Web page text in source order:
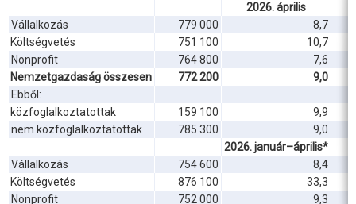
2026. április
Vállalkozás
779 000 8,7
Költségvetés
751 100 10,7
Nonprofit
764 800 7,6
Nemzetgazdaság összesen
772 200 9,0
Ebből:
közfoglalkoztatottak
159 100 9,9
nem közfoglalkoztatottak
785 300 9,0
2026. január–április*
Vállalkozás
754 600 8,4
Költségvetés
876 100 33,3
Nonprofit
752 000 9,3